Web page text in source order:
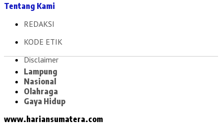
Tentang Kami
REDAKSI
KODE ETIK
Disclaimer
Lampung
Nasional
Olahraga
Gaya Hidup
www.hariansumatera.com